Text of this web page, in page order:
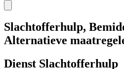
Slachtofferhulp,
Alternatieve
Dienst Slachtofferhulp